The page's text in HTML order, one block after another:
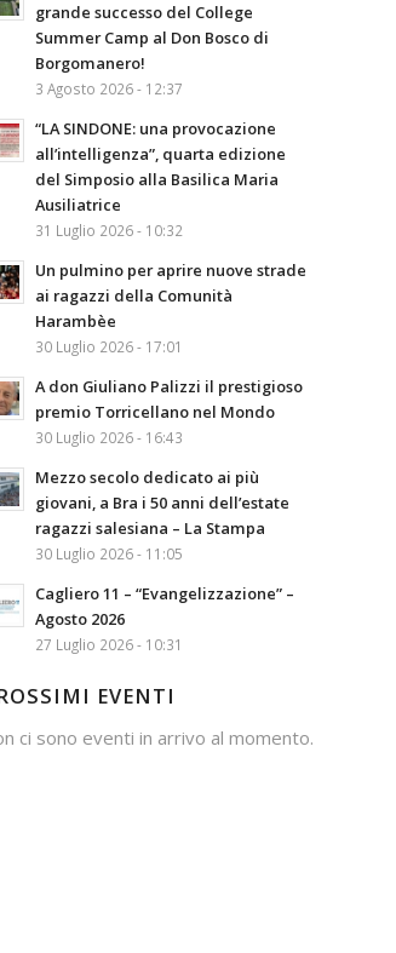
grande successo del College
Summer Camp al Don Bosco di
Borgomanero!
3 Agosto 2026 - 12:37
“LA SINDONE: una provocazione
all’intelligenza”, quarta edizione
del Simposio alla Basilica Maria
Ausiliatrice
31 Luglio 2026 - 10:32
Un pulmino per aprire nuove strade
ai ragazzi della Comunità
Harambèe
30 Luglio 2026 - 17:01
A don Giuliano Palizzi il prestigioso
premio Torricellano nel Mondo
30 Luglio 2026 - 16:43
Mezzo secolo dedicato ai più
giovani, a Bra i 50 anni dell’estate
ragazzi salesiana – La Stampa
30 Luglio 2026 - 11:05
Cagliero 11 – “Evangelizzazione” –
Agosto 2026
27 Luglio 2026 - 10:31
EVENTI
ci sono eventi in arrivo al momento.